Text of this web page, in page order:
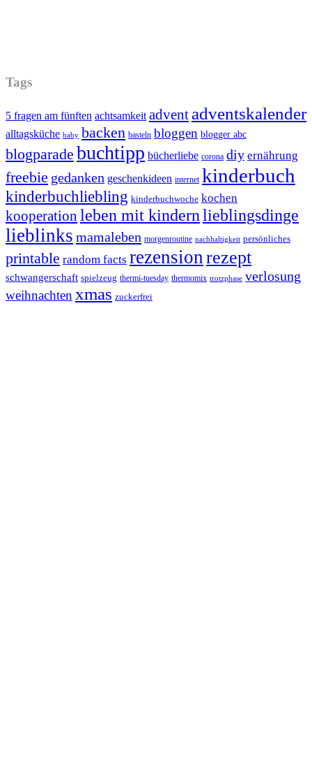
Tags
5 fragen am fünften achtsamkeit advent adventskalender
alltagsküche baby backen basteln bloggen blogger abc
blogparade buchtipp bücherliebe corona diy ernährung
freebie gedanken geschenkideen internet kinderbuch
kinderbuchliebling kinderbuchwoche kochen
kooperation leben mit kindernlieblingsdinge
lieblinks mamaleben morgenroutine nachhaltigkeit persönliches
printable random facts rezension rezept
schwangerschaft spielzeug thermi-tuesday thermomix trotzphase verlosung
weihnachten xmas zuckerfrei